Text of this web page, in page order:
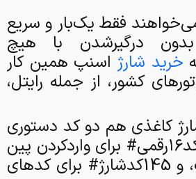
فقط یک‌بار و سریع
بدون درگیرشدن با هیچ
خرید شارژ اسنپ همین کار
کشور، از جمله رایتل،
کاغذی هم دو کد دستوری
وجود دارد: 141کد۱۶رقمی# برای واردکردن پین
از راست به چپ، و 145کدشارژ# برای کدهای